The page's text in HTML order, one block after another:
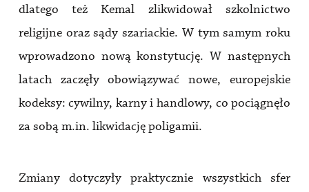
dlatego też Kemal zlikwidował szkolnictwo
religijne oraz sądy szariackie. W tym samym roku
wprowadzono nową konstytucję. W następnych
latach zaczęły obowiązywać nowe, europejskie
kodeksy: cywilny, karny i handlowy, co pociągnęło
za sobą m.in. likwidację poligamii.
Zmiany dotyczyły praktycznie wszystkich sfer